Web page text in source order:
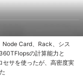
Card、Rack、シス
の計算能力と
サを使ったが、高密度実